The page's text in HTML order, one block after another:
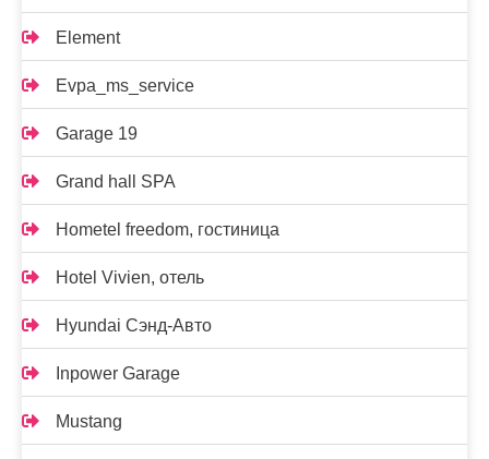
Element
Evpa_ms_service
Garage 19
Grand hall SPA
Hometel freedom, гостиница
Hotel Vivien, отель
Hyundai Сэнд-Авто
Inpower Garage
Mustang